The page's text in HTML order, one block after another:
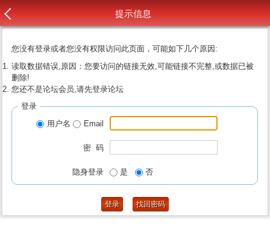
提示信息
您没有登录或者您没有权限访问此页面，可能如下几个原因:
读取数据错误,原因：您要访问的链接无效,可能链接不完整,或数据已被
删除!
您还不是论坛会员,请先登录论坛
登录
用户名
Email
密 码
隐身登录 是 否